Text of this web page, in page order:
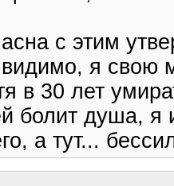
с этим
я свою
в 30 лет
болит душа,
а тут...